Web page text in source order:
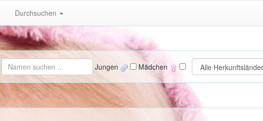
Durchsuchen
Jungen Mädchen